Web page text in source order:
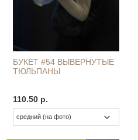
БУКЕТ #54 ВЫВЕРНУТЫЕ
ТЮЛЬПАНЫ
110.50 р.